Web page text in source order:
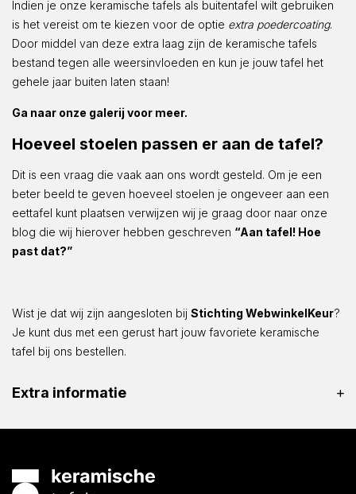
Indien je onze keramische tafels als buitentafel wilt gebruiken
is het vereist om te kiezen voor de optie extra poedercoating.
Door middel van deze extra laag zijn de keramische tafels
bestand tegen alle weersinvloeden en kun je jouw tafel het
gehele jaar buiten laten staan!
Ga naar onze galerij voor meer.
Hoeveel stoelen passen er aan de tafel?
Dit is een vraag die vaak aan ons wordt gesteld. Om je een
beter beeld te geven hoeveel stoelen je ongeveer aan een
eettafel kunt plaatsen verwijzen wij je graag door naar onze
blog die wij hierover hebben geschreven “Aan tafel! Hoe
past dat?”
Wist je dat wij zijn aangesloten bij Stichting WebwinkelKeur?
Je kunt dus met een gerust hart jouw favoriete keramische
tafel bij ons bestellen.
Extra informatie